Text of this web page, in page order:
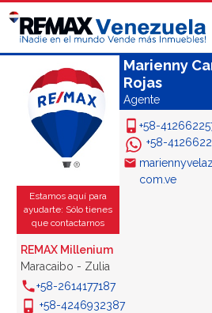
Estamos aquí para
ayudarte: Sólo tienes
que contactarnos
Marienny
Rojas
Agente
+58-
+58-
com.ve
REMAX Millenium
Maracaibo - Zulia
+58-2614177187
+58-4246932387